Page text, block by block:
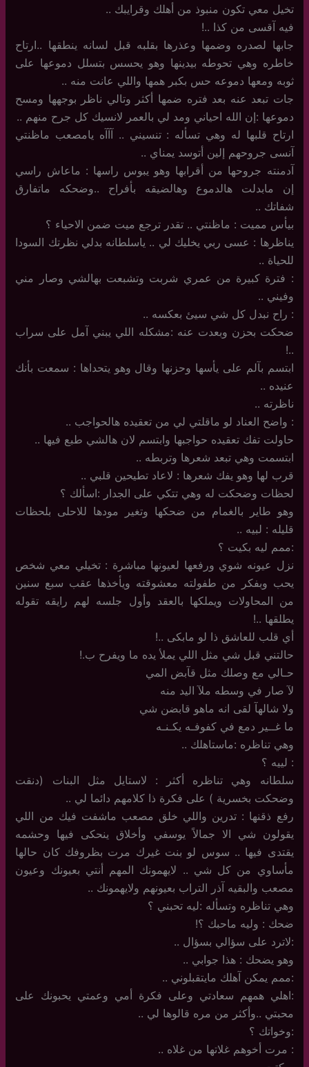
تخيل معي تكون منبوذ من أهلك وقرايبك ..
فيه آقسى من كذا ..!
جابها لصدره وضمها وعذرها بقلبه قبل لسانه ينطقها ..ارتاح
خاطره وهي تحوطه بيدينها وهو يحسس بتسلل دموعها على
ثوبه ومعها دموعه حس بكبر همها واللي عانت منه ..
جات تبعد عنه بعد فتره ضمها أكثر وتالي ناظر بوجهها ومسح
دموعها :إن الله احياني ومد لي بالعمر لانسيك كل جرح منهم ..
ارتاح قلبها له وهي تسأله : تنسيني .. آآآه يامصعب ماظنتي
آنسى جروحهم إلين أتوسد يمناي ..
آدمنته جروحها من أقرابها وهو يبوس راسها : ماعاش راسي
إن مابدلت هالدموع وهالضيقه بأفراح ..وضحكه ماتفارق
شفاتك ..
بيأس مميت : ماظنتي .. تقدر ترجع ميت ضمن الاحياء ؟
يناظرها : عسى ربي يخليك لي .. ياسلطانه بدلي نظرتك السودا
للحياة ..
: فترة كبيرة من عمري شربت وتشبعت بهالشي وصار مني
وفيني ..
: راح نبدل كل شي سيئ بعكسه ..
ضحكت بحزن وبعدت عنه :مشكله اللي يبني آمل على سراب
..!
ابتسم بآلم على يأسها وحزنها وقال وهو يتحداها : سمعت بأنك
عنيده ..
ناظرته ..
: واضح العناد لو ماقلتي لي من تعقيده هالحواجب ..
حاولت تفك تعقيده حواجبها وابتسم لان هالشي طبع فيها ..
ابتسمت وهي تبعد شعرها وتربطه ..
قرب لها وهو يفك شعرها : لاعاد تطيحين قلبي ..
لحظات وضحكت له وهي تتكي على الجدار :اسألك ؟
وهو طاير بالغمام من ضحكها وتغير مودها للاحلى بلحظات
قليله : لبيه ..
:ممم ليه بكيت ؟
نزل عيونه شوي ورفعها لعيونها مباشرة : تخيلي معي شخص
يحب وبفكر من طفولته معشوقته ويأخذها عقب سبع سنين
من المحاولات ويملكها بالعقد وأول جلسه لهم رايقه تقوله
يطلقها ..!
أي قلب للعاشق ذا لو مابكى ..!
حالتني قبل شي مثل اللي يملأ يده ما ويفرح ب.!
حـالي مع وصلك مثل قآبض المي
لآ صار في وسطه ملآ اليد منه
ولا شالهآ لقى انه ماهو قابضن شي
ما غــير دمع في كفوفـه يكـنـه
وهي تناظره :ماستاهلك ..
: لييه ؟
سلطانه وهي تناظره أكثر : لاستايل مثل البنات (دنقت
وضحكت بخسرية ) على فكرة ذا كلامهم دائما لي ..
رفع ذقنها : تدرين واللي خلق مصعب ماشفت فيك من اللي
يقولون شي الا جمالاً يوسفي وأخلاق ينحكى فيها وحشمه
يقتدى فيها .. سوس لو بنت غيرك مرت بظروفك كان حالها
مأساوي من كل شي .. لايهمونك المهم أنتي بعيونك وعيون
مصعب والبقيه آذر التراب بعيونهم ولايهمونك ..
وهي تناظره وتسأله :ليه تحبني ؟
ضحك : وليه ماحبك ؟!
:لاترد على سؤالي بسؤال ..
وهو يضحك : هذا جوابي ..
:ممم يمكن آهلك مايتقبلوني ..
:اهلي همهم سعادتي وعلى فكرة أمي وعمتي يحبونك على
محبتي ..وأكثر من مره قالوها لي ..
:وخواتك ؟
: مرت أخوهم غلاتها من غلاه ..